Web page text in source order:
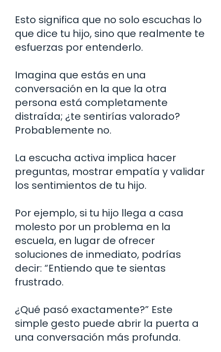
Esto significa que no solo escuchas lo
que dice tu hijo, sino que realmente te
esfuerzas por entenderlo.
Imagina que estás en una
conversación en la que la otra
persona está completamente
distraída; ¿te sentirías valorado?
Probablemente no.
La escucha activa implica hacer
preguntas, mostrar empatía y validar
los sentimientos de tu hijo.
Por ejemplo, si tu hijo llega a casa
molesto por un problema en la
escuela, en lugar de ofrecer
soluciones de inmediato, podrías
decir: “Entiendo que te sientas
frustrado.
¿Qué pasó exactamente?” Este
simple gesto puede abrir la puerta a
una conversación más profunda.